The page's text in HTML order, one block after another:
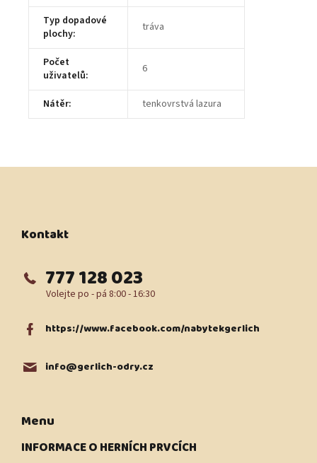
Typ dopadové
plochy: tráva
Počet
uživatelů: 6
Nátěr: tenkovrstvá lazura
Z
Kontakt
info@gerlich-odry.cz
777 128 023
https://www.facebook.com/nabytekgerlich
Menu
INFORMACE O HERNÍCH PRVCÍCH